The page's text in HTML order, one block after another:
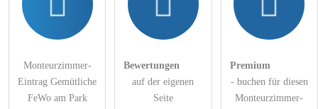
Gebäude
Eigene Wohnung im Gebäude
Monteurzimmer-
Eintrag Gemütliche
FeWo am Park
Bewertungen
auf der eigenen
Seite
Premium
- buchen für diesen
Monteurzimmer-